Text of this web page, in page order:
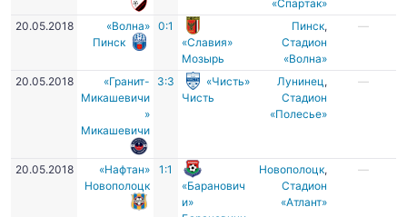
«Спартак»
20.05.2018
«Волна»
Пинск
0:1
«Славия»
Мозырь
Пинск,
Стадион
«Волна»
—
20.05.2018
«Гранит-
Микашевичи
»
Микашевичи
3:3
«Чисть»
Чисть
Лунинец ,
Стадион
«Полесье»
—
20.05.2018
«Нафтан»
Новополоцк
1:1
«Баранович
и»
Новополоцк,
Стадион
«Атлант»
—